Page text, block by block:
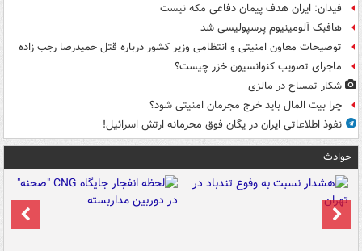
فیدان: ایران هدف پیمان دفاعی مکه نیست
هافبک آلومینیوم پرسپولیسی شد
توضیحات معاون امنیتی و انتظامی وزیر کشور درباره قتل حمیدرضا رجب زاده
ماجرای تصویب کنوانسیون خزر چیست؟
شکار تمساح در مالزی
چرا بیت المال باید خرج مجرمان امنیتی شود؟
نفوذ اطلاعاتی ایران در یگان فوق محرمانه ارتش اسرائیل!
حوادث